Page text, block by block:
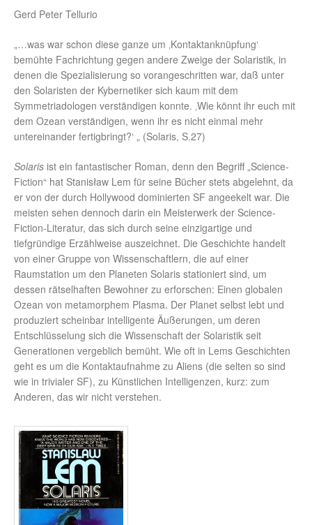
Gerd Peter Tellurio
„…was war schon diese ganze um ‚Kontaktanknüpfung‘
bemühte Fachrichtung gegen andere Zweige der Solaristik, in
denen die Spezialisierung so vorangeschritten war, daß unter
den Solaristen der Kybernetiker sich kaum mit dem
Symmetriadologen verständigen konnte. ‚Wie könnt ihr euch mit
dem Ozean verständigen, wenn ihr es nicht einmal mehr
untereinander fertigbringt?‘ „ (Solaris, S.27)
Solaris ist ein fantastischer Roman, denn den Begriff „Science-
Fiction“ hat Stanisław Lem für seine Bücher stets abgelehnt, da
er von der durch Hollywood dominierten SF angeekelt war. Die
meisten sehen dennoch darin ein Meisterwerk der Science-
Fiction-Literatur, das sich durch seine einzigartige und
tiefgründige Erzählweise auszeichnet. Die Geschichte handelt
von einer Gruppe von Wissenschaftlern, die auf einer
Raumstation um den Planeten Solaris stationiert sind, um
dessen rätselhaften Bewohner zu erforschen: Einen globalen
Ozean von metamorphem Plasma. Der Planet selbst lebt und
produziert scheinbar intelligente Äußerungen, um deren
Entschlüsselung sich die Wissenschaft der Solaristik seit
Generationen vergeblich bemüht. Wie oft in Lems Geschichten
geht es um die Kontaktaufnahme zu Aliens (die selten so sind
wie in trivialer SF), zu Künstlichen Intelligenzen, kurz: zum
Anderen, das wir nicht verstehen.